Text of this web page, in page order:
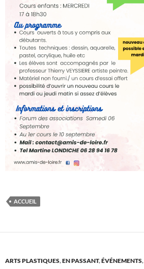
ACCUEIL
ARTS PLASTIQUES,EN PASSANT,ÉVÉNEMENTS,